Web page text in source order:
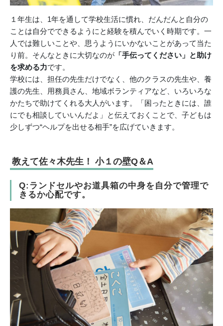
１年生は、1年を通して学校生活に慣れ、だんだんと自分の
ことは自分でできるようにと経験を積んでいく時期です。一
人では難しいことや、思うようにいかないことがあって当た
り前。そんなときに大切なのが 「手伝ってください」と助け
を求める力です。
学校には、担任の先生だけでなく、他のクラスの先生や、養
護の先生、用務員さん、地域ボランティアなど、いろいろな
かたちで助けてくれる大人がいます。「困ったときには、誰
にでも相談していいんだよ」と伝えておくことで、子どもは
少しずつ“ヘルプを出せる相手”を広げていきます。
教えて佐々木先生！ 小１の壁Q＆A
Q:ランドセルやお道具箱の中身を自分で管理で
きるか心配です。